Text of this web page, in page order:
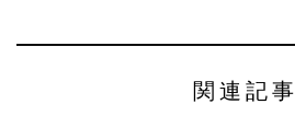
関連記事